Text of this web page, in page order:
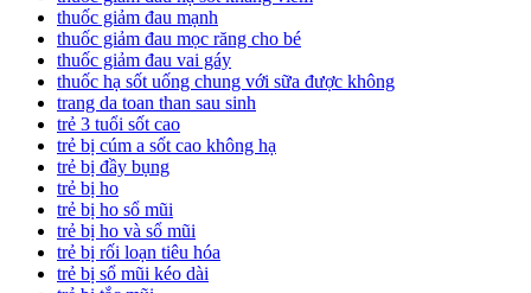
thuốc giảm đau mạnh
thuốc giảm đau mọc răng cho bé
thuốc giảm đau vai gáy
thuốc hạ sốt uống chung với sữa được không
trang da toan than sau sinh
trẻ 3 tuổi sốt cao
trẻ bị cúm a sốt cao không hạ
trẻ bị đầy bụng
trẻ bị ho
trẻ bị ho sổ mũi
trẻ bị ho và sổ mũi
trẻ bị rối loạn tiêu hóa
trẻ bị sổ mũi kéo dài